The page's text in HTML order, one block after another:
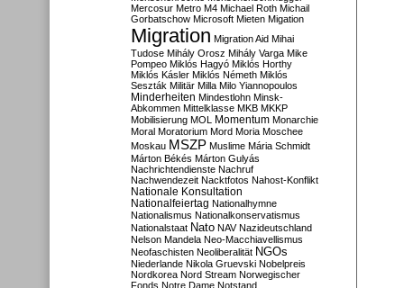
Mercosur Metro M4 Michael Roth Michail
Gorbatschow Microsoft Mieten Migation
Migration Migration Aid Mihai
Tudose Mihály Orosz Mihály Varga Mike
Pompeo Miklós Hagyó Miklós Horthy
Miklós Kásler Miklós Németh Miklós
Seszták Militär Milla Milo Yiannopoulos
Minderheiten Mindestlohn Minsk-
Abkommen Mittelklasse MKB MKKP
Mobilisierung MOL Momentum Monarchie
Moral Moratorium Mord Moria Moschee
Moskau MSZP Muslime Mária Schmidt
Márton Békés Márton Gulyás
Nachrichtendienste Nachruf
Nachwendezeit Nacktfotos Nahost-Konflikt
Nationale Konsultation
Nationalfeiertag Nationalhymne
Nationalismus Nationalkonservatismus
Nationalstaat Nato NAV Nazideutschland
Nelson Mandela Neo-Macchiavellismus
Neofaschisten Neoliberalität NGOs
Niederlande Nikola Gruevski Nobelpreis
Nordkorea Nord Stream Norwegischer
Fonds Notre Dame Notstand